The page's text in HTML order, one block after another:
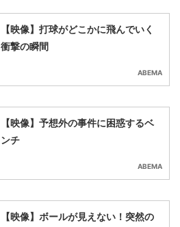
【映像】打球がどこかに飛んでいく
衝撃の瞬間
ABEMA
【映像】予想外の事件に困惑するベ
ンチ
ABEMA
【映像】ボールが見えない！突然の